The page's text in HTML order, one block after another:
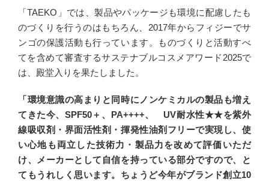
「TAEKO」では、製品やパッケージも環境に配慮したも
のづくりを行うのはもちろん、2017年からフィジーでサ
ンゴの保護活動も行っています。ものづくりと活動すべ
てを含めて審査するサステナブルコスメアワード2025で
は、殿堂入りを果たしました。
「環境意識の高まりと同時にノンケミカルの製品も増え
てきた今、SPF50＋、PA++++、 UV耐水性★★を紫外
線吸収剤・界面活性剤・揮発性油剤フリーで実現し、使
い心地も両立した技術力・製品力を改めて評価いただ
け、メーカーとして自信を持っている部分ですので、と
てもうれしく思います。ちょうど今年がブランド創立10